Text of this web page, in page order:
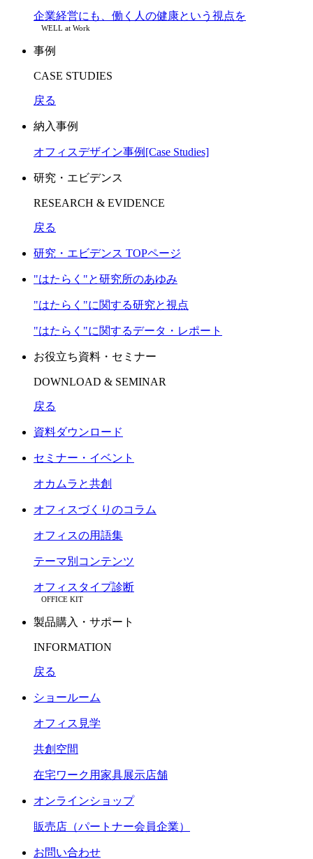
企業経営にも、働く人の健康という視点を
WELL at Work
事例
CASE STUDIES
戻る
納入事例
オフィスデザイン事例[Case Studies]
研究・エビデンス
RESEARCH & EVIDENCE
戻る
研究・エビデンス TOPページ
"はたらく"と研究所のあゆみ
"はたらく"に関する研究と視点
"はたらく"に関するデータ・レポート
お役立ち資料・セミナー
DOWNLOAD & SEMINAR
戻る
資料ダウンロード
セミナー・イベント
オカムラと共創
オフィスづくりのコラム
オフィスの用語集
テーマ別コンテンツ
オフィスタイプ診断
OFFICE KIT
製品購入・サポート
INFORMATION
戻る
ショールーム
オフィス見学
共創空間
在宅ワーク用家具展示店舗
オンラインショップ
販売店（パートナー会員企業）
お問い合わせ